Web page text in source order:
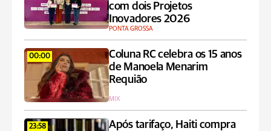
com dois Projetos
Inovadores 2026
PONTA GROSSA
00:00
Coluna RC celebra os 15 anos
de Manoela Menarim
Requião
MIX
23:58
Após tarifaço, Haiti compra